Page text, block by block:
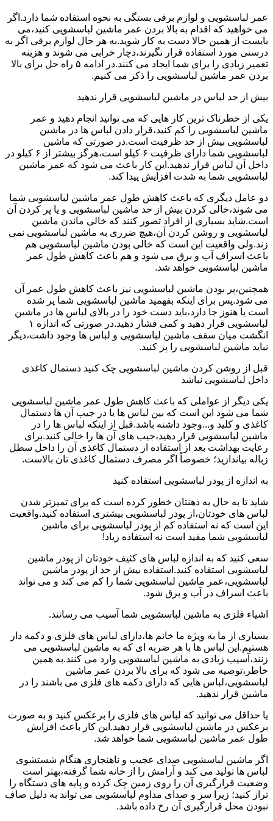
عمر لباسشویی و لوازم برقی بستگی به نحوه استفاده شما دارد.اگر
می خواهید که اقدام به بالا بردن عمر ماشین لباسشویی کنید،می
بایست از همین حالا دست به کار شوید.به هر حال لوازم برقی اگر به
درستی مورد استفاده قرار نگیرند،دچار خرابی می شوند و هزینه
تعمیر زیادی را برای شما ایجاد می کنند.در ادامه ۵ راه حل برای بالا
بردن عمر ماشین لباسشویی را ذکر می کنیم.
بیش از حد لباس در ماشین لباسشویی قرار ندهید
یکی از خطرناک ترین کار هایی که می توانید انجام دهید و عمر
ماشین لباسشویی را کم کنید،قرار دادن لباس ها در ماشین
لباسشویی بیش از حد ظرفیت است.در صورتی که ماشین
لباسشویی شما دارای ظرفیت ۶ کیلو است،هرگز بیشتر از ۶ کیلو در
داخل آن لباس قرار ندهید.این کار باعث می شود که عمر ماشین
لباسشویی شما به شدت افزایش پیدا کند.
دو عامل دیگری که باعث کاهش طول عمر ماشین لباسشویی شما
می شوند،خالی کردن بیش از حد ماشین لباسشویی و یا پر کردن آن
است.شاید بسیاری از افراد تصور کنند که خالی ماندن ماشین
لباسشویی و روشن کردن آن،هیچ ضرری به ماشین لباسشویی نمی
زند.ولی واقعیت این است که خالی بودن ماشین لباسشویی هم
باعث اسراف آب و برق می شود و هم باعث کاهش طول عمر
ماشین لباسشویی خواهد شد.
همچنین،پر بودن ماشین لباسشویی نیز باعث کاهش طول عمر آن
می شود.پس برای اینکه بفهمید ماشین لباسشویی شما پر شده
است یا هنوز جا دارد،باید دست خود را در بالای لباس ها در ماشین
لباسشویی قرار دهید و کمی فشار دهید.در صورتی که اندازه ۱
انگشت میان سقف ماشین لباسشویی و لباس ها وجود داشت،دیگر
نباید ماشین لباسشویی را پر کنید.
قبل از روشن کردن ماشین لباسشویی چک کنید ذستمال کاغذی
داخل لباسشویی نباشد
یکی دیگر از عواملی که باعث کاهش طول عمر ماشین لباسشویی
شما می شود این است که بین لباس ها یا در جیب آن ها دستمال
کاغذی و کلید و...وجود داشته باشد.قبل از اینکه لباس ها را در
ماشین لباسشویی قرار دهید،جیب های آن ها را خالی کنید.برای
رعایت بهداشت بعد از استفاده از دستمال کاغذی آن را داخل سطل
زباله بیاندازید؛ خصوصاً اگر مصرف دستمال کاغذی تان بالاست.
به اندازه از پودر لباسشویی استفاده کنید
شاید تا به حال به ذهنتان خطور کرده است که برای تمیزتر شدن
لباس های خودتان،از پودر لباسشویی بیشتری استفاده کنید.واقعیت
این است که نه استفاده کم از پودر لباسشویی برای ماشین
لباسشویی شما مفید است نه استفاده زیاد!
سعی کنید که به اندازه لباس های کثیف خودتان از پودر ماشین
لباسشویی استفاده کنید.استفاده بیش از حد از پودر ماشین
لباسشویی،عمر ماشین لباسشویی شما را کم می کند و می تواند
باعث اسراف در آب و برق شود.
اشیاء فلزی به ماشین لباسشویی شما آسیب می رسانند.
بسیاری از ما به ویژه ما خانم ها،دارای لباس های فلزی و دکمه دار
هستیم.این لباس ها با هر ضربه ای که به ماشین لباسشویی می
زنند،آسیب زیادی به ماشین لباسشویی وارد می کنند.به همین
خاطر،توصیه می شود که برای بالا بردن عمر ماشین
لباسشویی،لباس هایی که دارای دکمه های فلزی می باشند را در
ماشین قرار ندهید.
یا حداقل می توانید که لباس های فلزی را برعکس کنید و به صورت
برعکس در ماشین لباسشویی قرار دهید.این کار باعث افزایش
طول عمر ماشین لباسشویی شما خواهد شد.
اگر ماشین لباسشویی صدای عجیب و ناهنجاری هنگام شستشوی
لباس ها تولید می کند و آرامش را از خانه شما گرفته،بهتر است
وضعیت قرارگیری آن را روی زمین چک کرده و پایه های دستگاه را
تراز کنید؛ زیرا سر و صدای مداوم لباسشویی می تواند به دلیل صاف
نبودن محل قرارگیری آن رخ داده باشد.